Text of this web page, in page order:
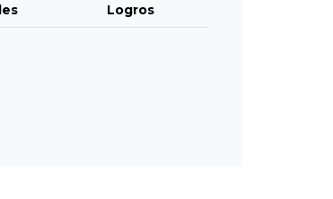
Logros